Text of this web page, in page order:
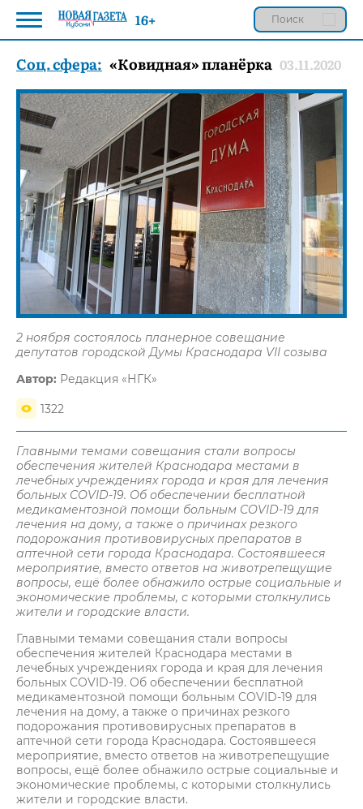
Соц. сфера: «Ковидная» планёрка 03.11.2020
2 ноября состоялось планерное совещание
депутатов городской Думы Краснодара VII созыва
Автор: Редакция «НГК»
1322
Главными темами совещания стали вопросы
обеспечения жителей Краснодара местами в
лечебных учреждениях города и края для лечения
больных COVID-19. Об обеспечении бесплатной
медикаментозной помощи больным COVID-19 для
лечения на дому, а также о причинах резкого
подорожания противовирусных препаратов в
аптечной сети города Краснодара. Состоявшееся
мероприятие, вместо ответов на животрепещущие
вопросы, ещё более обнажило острые социальные и
экономические проблемы, с которыми столкнулись
жители и городские власти.
Главными темами совещания стали вопросы
обеспечения жителей Краснодара местами в
лечебных учреждениях города и края для лечения
больных COVID-19. Об обеспечении бесплатной
медикаментозной помощи больным COVID-19 для
лечения на дому, а также о причинах резкого
подорожания противовирусных препаратов в
аптечной сети города Краснодара. Состоявшееся
мероприятие, вместо ответов на животрепещущие
вопросы, ещё более обнажило острые социальные и
экономические проблемы, с которыми столкнулись
жители и городские власти.
16+